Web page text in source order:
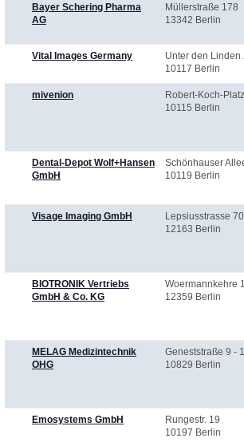
Bayer Schering Pharma
AG
Müllerstraße 178
13342 Berlin
Vital Images Germany
Unter den Linden
10117 Berlin
mivenion
Robert-Koch-
10115 Berlin
Dental-Depot Wolf+Hansen
GmbH
Schönhauser
10119 Berlin
Visage Imaging GmbH
Lepsiusstrasse 70
12163 Berlin
BIOTRONIK Vertriebs
GmbH & Co. KG
Woermannkehre 1
12359 Berlin
MELAG Medizintechnik
OHG
Geneststraße 9 -
10829 Berlin
Emosystems GmbH
Rungestr. 19
10197 Berlin